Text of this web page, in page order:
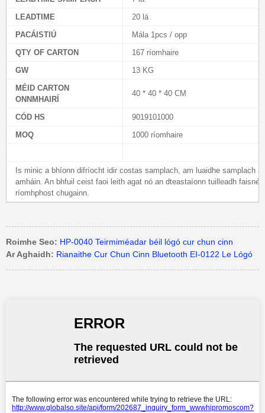
LEADTIME
20 lá
PACÁISTIÚ
Mála 1pcs / opp
QTY OF CARTON
167 ríomhaire
GW
13 KG
MÉID CARTON
ONNMHAIRÍ
40 * 40 * 40 CM
CÓD HS
9019101000
MOQ
1000 ríomhaire
Is minic a bhíonn difríocht idir costas samplach, am luaidhe samplach
amháin. An bhfuil ceist faoi leith agat nó an dteastaíonn tuilleadh
ríomhphost chugainn.
Roimhe Seo: HP-0040 Teirmiméadar béil lógó cur chun cinn
Ar Aghaidh: Rianaithe Cur Chun Cinn Bluetooth EI-0122 Le Lógó